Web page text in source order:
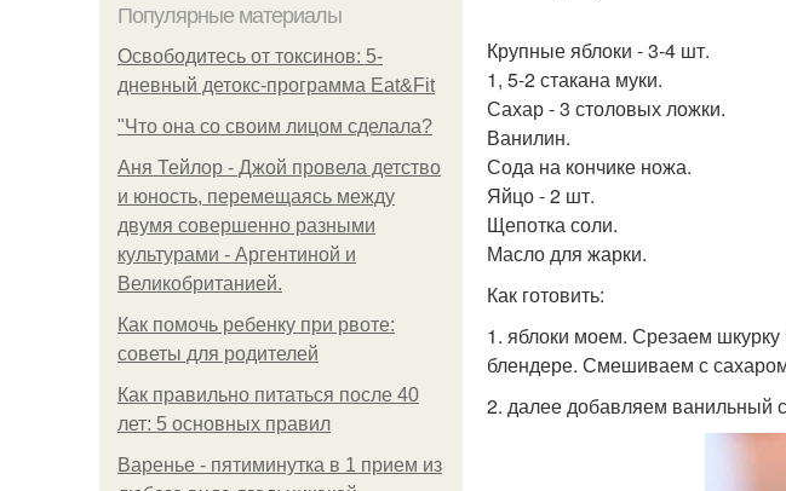
Популярные материалы
Освободитесь от токсинов: 5-
дневный детокс-программа Eat&Fit
"Что она со своим лицом сделала?
Аня Тейлор - Джой провела детство
и юность, перемещаясь между
двумя совершенно разными
культурами - Аргентиной и
Великобританией.
Как помочь ребенку при рвоте:
советы для родителей
Как правильно питаться после 40
лет: 5 основных правил
Варенье - пятиминутка в 1 прием из
Крупные яблоки - 3-4 шт.
1, 5-2 стакана муки.
Сахар - 3 столовых ложки.
Ванилин.
Сода на кончике ножа.
Яйцо - 2 шт.
Щепотка соли.
Масло для жарки.
Как готовить:
1. яблоки моем. Срезаем
блендере. Смешиваем с
2. далее добавляем ванильный